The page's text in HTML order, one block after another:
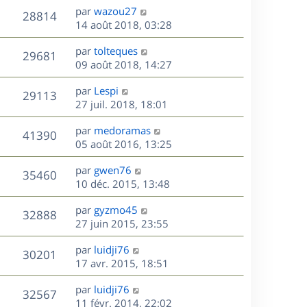
e
n
i
e
r
m
e
s
s
a
g
e
28814V
u
s
D
e
r
n
i
e
r
m
e
s
s
a
g
e
par wazou27
14 août 2018, 03:28
29681
u
e
s
D
e
r
n
i
e
r
m
e
s
s
a
g
e
par tolteques
09 août 2018, 14:27
29113V
u
s
D
e
r
n
i
e
r
m
e
s
s
a
g
e
par Lespi
27 juil. 2018, 18:01
41390V
u
s
D
e
r
n
i
e
r
m
e
s
s
a
g
par medoramas
05 août 2016, 13:25
35460V
u
e
D
e
r
n
i
e
r
m
e
s
par gwen76
10 déc. 2015, 13:48
32888V
u
s
D
e
r
n
i
e
r
par gyzmo45
27 juin 2015, 23:55
30201
u
D
e
r
n
i
par luidji76
17 avr. 2015, 18:51
32567V
D
e
par luidji76
11 févr. 2014, 22:02